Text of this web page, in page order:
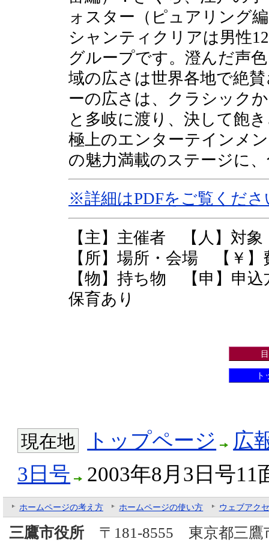
ォスター（ピュアリング
シャンティクリアは男性
グループです。澄んだ声
域の広さは世界各地で絶
ーの広さは、クラシック
と多岐に渡り、決して飽
極上のエンターテインメ
の魅力満載のステージに
※詳細はPDFをご覧くださ
【主】主催者 【人】対
【所】場所・会場 【￥
【物】持ち物 【申】申
保育あり
ト
現在地 トップページ
広
3日号
2003年8月3日号11
ホームページの考え方 ホームページの使い方 ウェブアク
三鷹市役所〒181-8555 東京都三鷹